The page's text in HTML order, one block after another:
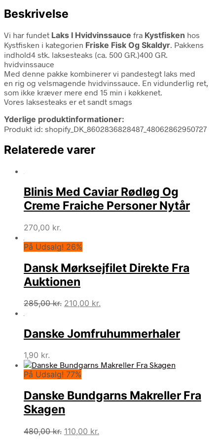
Beskrivelse
Vi har fundet Laks I Hvidvinssauce fra Kystfisken hos
Kystfisken i kategorien Friske Fisk Og Skaldyr. Pakkens
indhold4 stk. laksesteaks (ca. 500 GR.)400 GR.
hvidvinssauce
Med denne pakke kombinerer vi pandestegt laks med
en rig og velsmagende hvidvinssauce. En vidunderlig ret,
som ikke kræver mere end 15 min i køkkenet.
Vores laksesteaks er et sandt smags
Yderlige produktinformationer:
Produkt id: shopify_DK_8602836828487_48062862950727
Relaterede varer
Blinis Med Caviar Rødløg Og
Creme Fraiche Personer Nytår
270,00 kr.
På Udsalg! 26%
Dansk Mørksejfilet Direkte Fra
Auktionen
285,00kr. Den
var:
285,00 kr..
210,00 kr.
er:
210,00 kr..
Danske Jomfruhummerhaler
1,90 kr.
På Udsalg! 77%
Danske Bundgarns Makreller Fra
Skagen
480,00kr. Den
110,00 kr.